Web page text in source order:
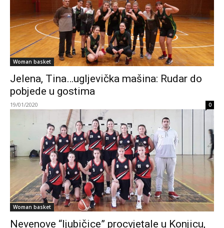
Woman basket
Jelena, Tina…ugljevička mašina: Rudar do
pobjede u gostima
19/01/2020 0
Woman basket
Nevenove “ljubičice” procvjetale u Konjicu,